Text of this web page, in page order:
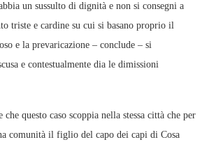
un sussulto di dignità e non si consegni a
triste e cardine su cui si basano proprio il
e la prevaricazione – conclude – si
e contestualmente dia le dimissioni
questo caso scoppia nella stessa città che per
comunità il figlio del capo dei capi di Cosa